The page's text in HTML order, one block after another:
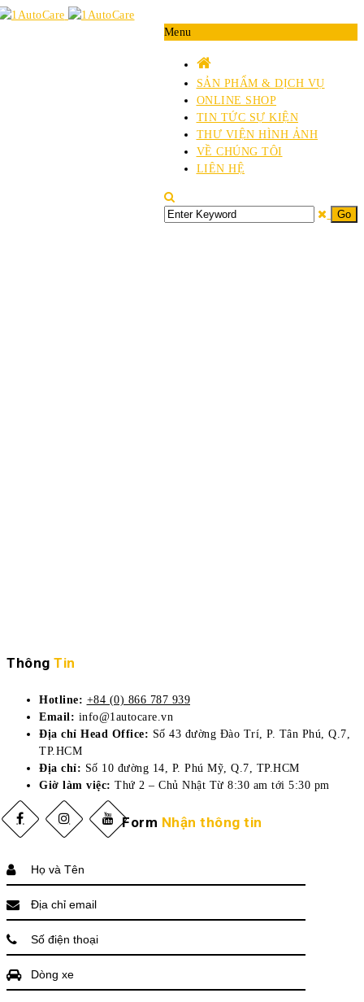
Menu
SẢN PHẨM & DỊCH VỤ
ONLINE SHOP
TIN TỨC SỰ KIỆN
THƯ VIỆN HÌNH ẢNH
VỀ CHÚNG TÔI
LIÊN HỆ
Thông Tin
Hotline: +84 (0) 866 787 939
Email: info@1autocare.vn
Địa chỉ Head Office: Số 43 đường Đào Trí, P. Tân Phú, Q.7,
TP.HCM
Địa chỉ: Số 10 đường 14, P. Phú Mỹ, Q.7, TP.HCM
Giờ làm việc: Thứ 2 – Chủ Nhật Từ 8:30 am tới 5:30 pm
Form Nhận thông tin